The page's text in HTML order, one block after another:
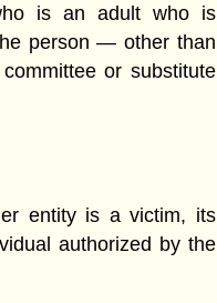
is an adult who is
person — other than
or substitute
entity is a victim, its
authorized by the